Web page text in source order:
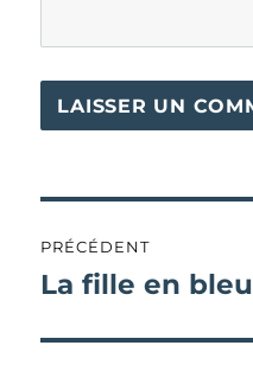
de
PRÉCÉDENT
Publication
La fille en bleu